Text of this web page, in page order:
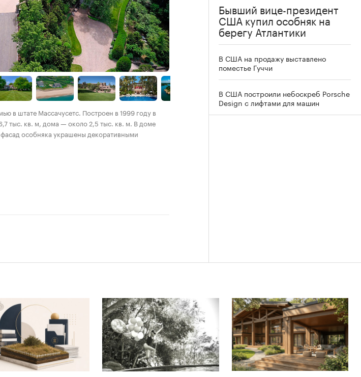
в штате Массачусетс. Построен в 1999 году в
тыс. кв. м, дома — около 2,5 тыс. кв. м. В доме
особняка украшены декоративными
Бывший вице-президент
США купил особняк на
берегу Атлантики
В США на продажу выставлено
поместье Гуччи
В США построили небоскреб Porsche
Design с лифтами для машин